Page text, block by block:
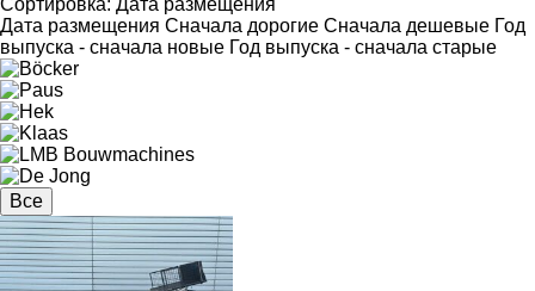
Дата размещения Сначала дорогие Сначала дешевые Год
выпуска - сначала новые Год выпуска - сначала старые
Все